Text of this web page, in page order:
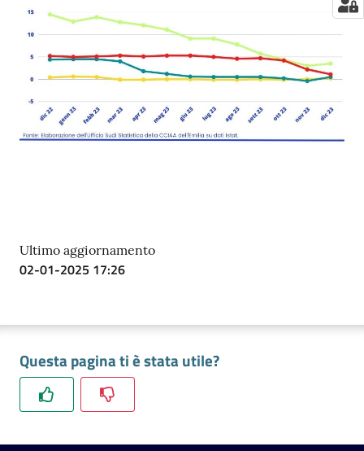
Ultimo aggiornamento
02-01-2025 17:26
Questa pagina ti è stata utile?